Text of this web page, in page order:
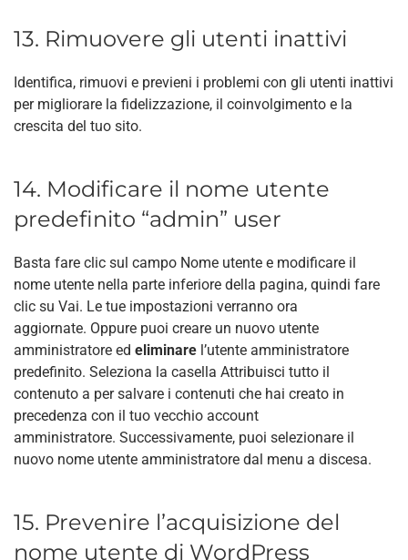
13. Rimuovere gli utenti inattivi
Identifica, rimuovi e previeni i problemi con gli utenti inattivi
per migliorare la fidelizzazione, il coinvolgimento e la
crescita del tuo sito.
14. Modificare il nome utente
predefinito “admin” user
Basta fare clic sul campo Nome utente e modificare il
nome utente nella parte inferiore della pagina, quindi fare
clic su Vai. Le tue impostazioni verranno ora
aggiornate. Oppure puoi creare un nuovo utente
amministratore ed eliminare l’utente amministratore
predefinito. Seleziona la casella Attribuisci tutto il
contenuto a per salvare i contenuti che hai creato in
precedenza con il tuo vecchio account
amministratore. Successivamente, puoi selezionare il
nuovo nome utente amministratore dal menu a discesa.
15. Prevenire l’acquisizione del
nome utente di WordPress